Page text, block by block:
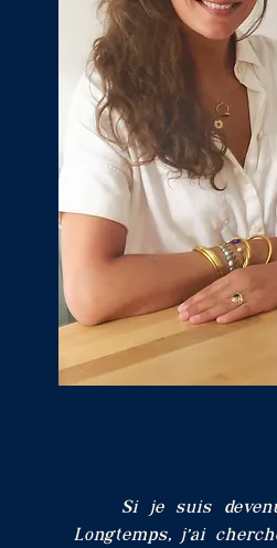
Si je suis
Longtemps, j’ai